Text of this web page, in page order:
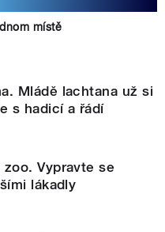
místě
Mládě lachtana už si
s hadicí a řádí
Vypravte se
lákadly